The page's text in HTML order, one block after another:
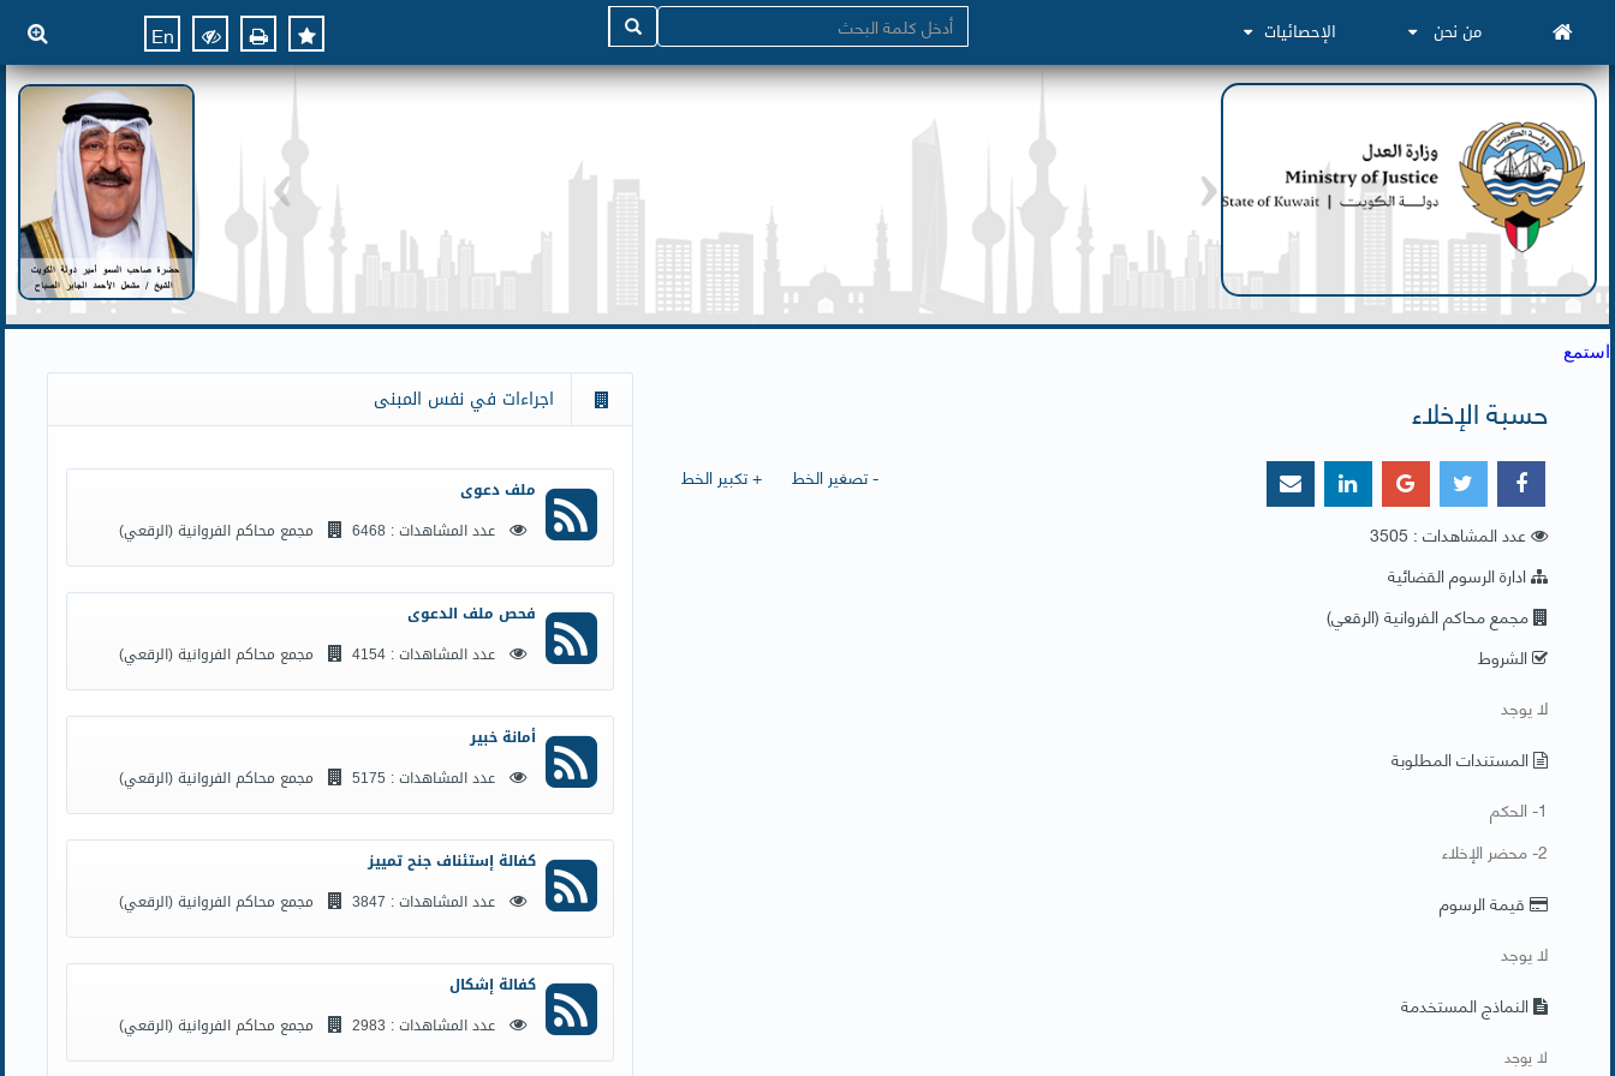
من نحن الإحصائيات En
استمع
حسبة الإخلاء
+ تكبير الخط
- تصغير الخط
عدد المشاهدات : 3505
ادارة الرسوم القضائية
مجمع محاكم الفروانية (الرقعي)
الشروط
​لا يوجد
المستندات المطلوبة
​1- الحكم
2- محضر الإخلاء
قيمة الرسوم
لا يوجد
النماذج المستخدمة
لا يوجد
اجراءات في نفس المبنى
ملف دعوى
عدد المشاهدات : 6468
مجمع محاكم الفروانية (الرقعي)
فحص ملف الدعوى
عدد المشاهدات : 4154
مجمع محاكم الفروانية (الرقعي)
أمانة خبير
عدد المشاهدات : 5175
مجمع محاكم الفروانية (الرقعي)
كفالة إستئناف جنح تمييز
عدد المشاهدات : 3847
مجمع محاكم الفروانية (الرقعي)
كفالة إشكال
عدد المشاهدات : 2983
مجمع محاكم الفروانية (الرقعي)